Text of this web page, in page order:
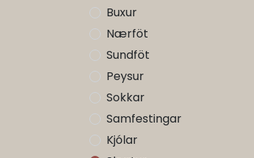
Buxur
Nærföt
Sundföt
Peysur
Sokkar
Samfestingar
Kjólar